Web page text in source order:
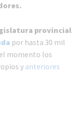
provincial
por hasta 30 mil
momento los
y anteriores